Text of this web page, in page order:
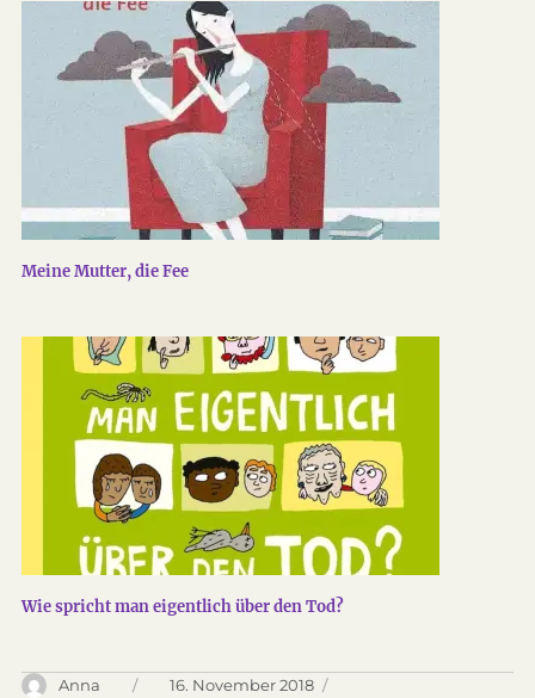
Meine Mutter, die Fee
Wie spricht man eigentlich über den Tod?
Autor
Anna
Veröffentlicht
16. November 2018